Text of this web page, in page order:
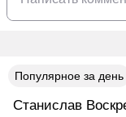
Популярное за день
Станислав